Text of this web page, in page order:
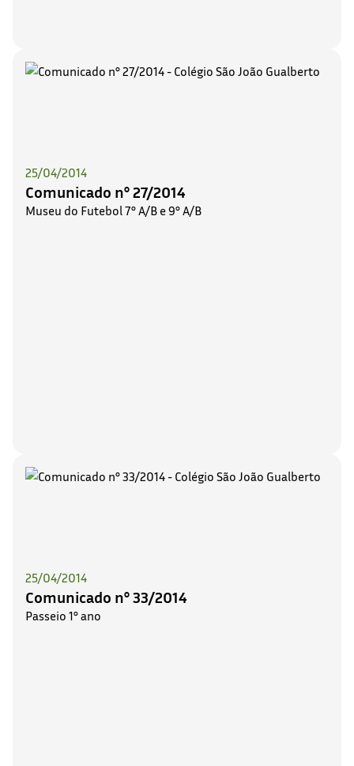
25/04/2014
Comunicado n° 27/2014
Museu do Futebol 7° A/B e 9° A/B
25/04/2014
Comunicado n° 33/2014
Passeio 1° ano